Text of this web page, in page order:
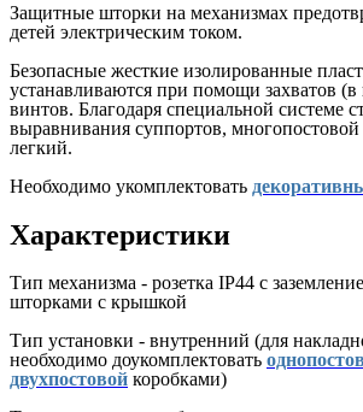
Защитные шторки на механизмах
детей электрическим током.
Безопасные жесткие изолированные
устанавливаются при помощи захватов (в
винтов. Благодаря специальной системе
выравнивания суппортов,
легкий.
Необходимо укомплектовать
Характеристики
Тип механизма - розетка IP44 с
шторками с крышкой
Тип установки - внутренний (для
необходимо доукомплектовать
двухпостовой коробками)